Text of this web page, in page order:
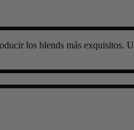
los blends más exquisitos.